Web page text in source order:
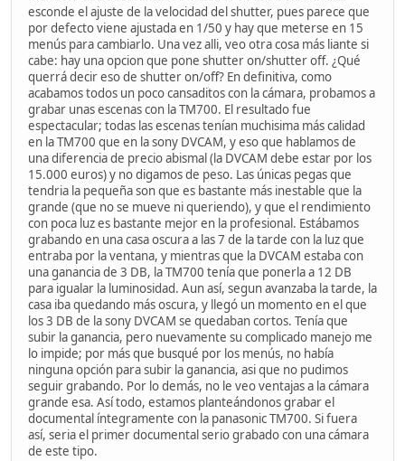
esconde el ajuste de la velocidad del shutter, pues parece que
por defecto viene ajustada en 1/50 y hay que meterse en 15
menús para cambiarlo. Una vez alli, veo otra cosa más liante si
cabe: hay una opcion que pone shutter on/shutter off. ¿Qué
querrá decir eso de shutter on/off? En definitiva, como
acabamos todos un poco cansaditos con la cámara, probamos a
grabar unas escenas con la TM700. El resultado fue
espectacular; todas las escenas tenían muchisima más calidad
en la TM700 que en la sony DVCAM, y eso que hablamos de
una diferencia de precio abismal (la DVCAM debe estar por los
15.000 euros) y no digamos de peso. Las únicas pegas que
tendria la pequeña son que es bastante más inestable que la
grande (que no se mueve ni queriendo), y que el rendimiento
con poca luz es bastante mejor en la profesional. Estábamos
grabando en una casa oscura a las 7 de la tarde con la luz que
entraba por la ventana, y mientras que la DVCAM estaba con
una ganancia de 3 DB, la TM700 tenía que ponerla a 12 DB
para igualar la luminosidad. Aun así, segun avanzaba la tarde, la
casa iba quedando más oscura, y llegó un momento en el que
los 3 DB de la sony DVCAM se quedaban cortos. Tenía que
subir la ganancia, pero nuevamente su complicado manejo me
lo impide; por más que busqué por los menús, no había
ninguna opción para subir la ganancia, asi que no pudimos
seguir grabando. Por lo demás, no le veo ventajas a la cámara
grande esa. Así todo, estamos planteándonos grabar el
documental íntegramente con la panasonic TM700. Si fuera
así, seria el primer documental serio grabado con una cámara
de este tipo.